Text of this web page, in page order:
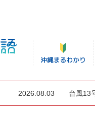
2026.08.03 台風13